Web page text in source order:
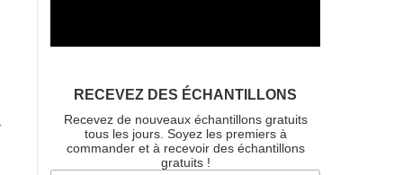
RECEVEZ DES ÉCHANTILLONS
Recevez de nouveaux échantillons gratuits
tous les jours. Soyez les premiers à
commander et à recevoir des échantillons
gratuits !